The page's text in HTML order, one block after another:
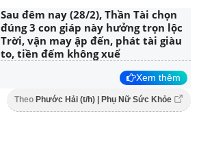
Sau đêm nay (28/2), Thần Tài chọn
đúng 3 con giáp này hưởng trọn lộc
Trời, vận may ập đến, phát tài giàu
to, tiền đếm không xuể
Xem thêm
Theo Phước Hải (t/h) | Phụ Nữ Sức Khỏe